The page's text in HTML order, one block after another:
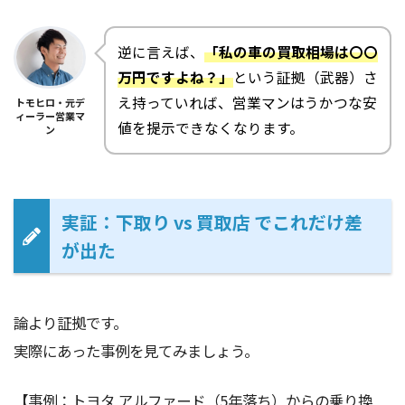
トモヒロ・元デ
ィーラー営業マ
ン
逆に言えば、 「私の車の買取相場は〇〇
万円ですよね？」という証拠（武器）さ
え持っていれば、営業マンはうかつな安
値を提示できなくなります。
実証：下取り vs 買取店 でこれだけ差
が出た
論より証拠です。
実際にあった事例を見てみましょう。